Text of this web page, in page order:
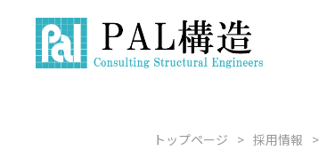
企業情報
事業内容
製品紹介
採用情報
トップページ 採用情報